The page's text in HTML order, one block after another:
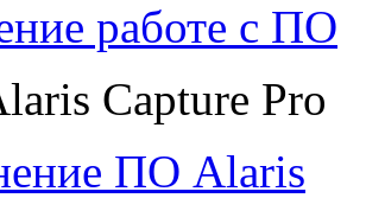
работе с ПО
Capture Pro
ПО Alaris